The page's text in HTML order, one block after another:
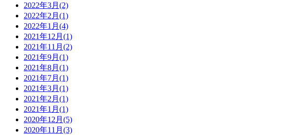
2022年3月(2)
2022年2月(1)
2022年1月(4)
2021年12月(1)
2021年11月(2)
2021年9月(1)
2021年8月(1)
2021年7月(1)
2021年3月(1)
2021年2月(1)
2021年1月(1)
2020年12月(5)
2020年11月(3)